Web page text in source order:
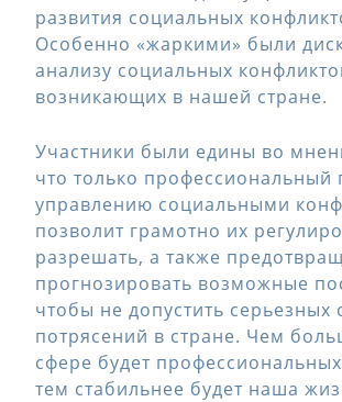
развития социальных
Особенно «жаркими» были
анализу социальных
возникающих в нашей стране.
Участники были едины во
что только профессиональный
управлению социальными
позволит грамотно их
разрешать, а также
прогнозировать возможные
чтобы не допустить серьезных
потрясений в стране. Чем
сфере будет
тем стабильнее будет наша